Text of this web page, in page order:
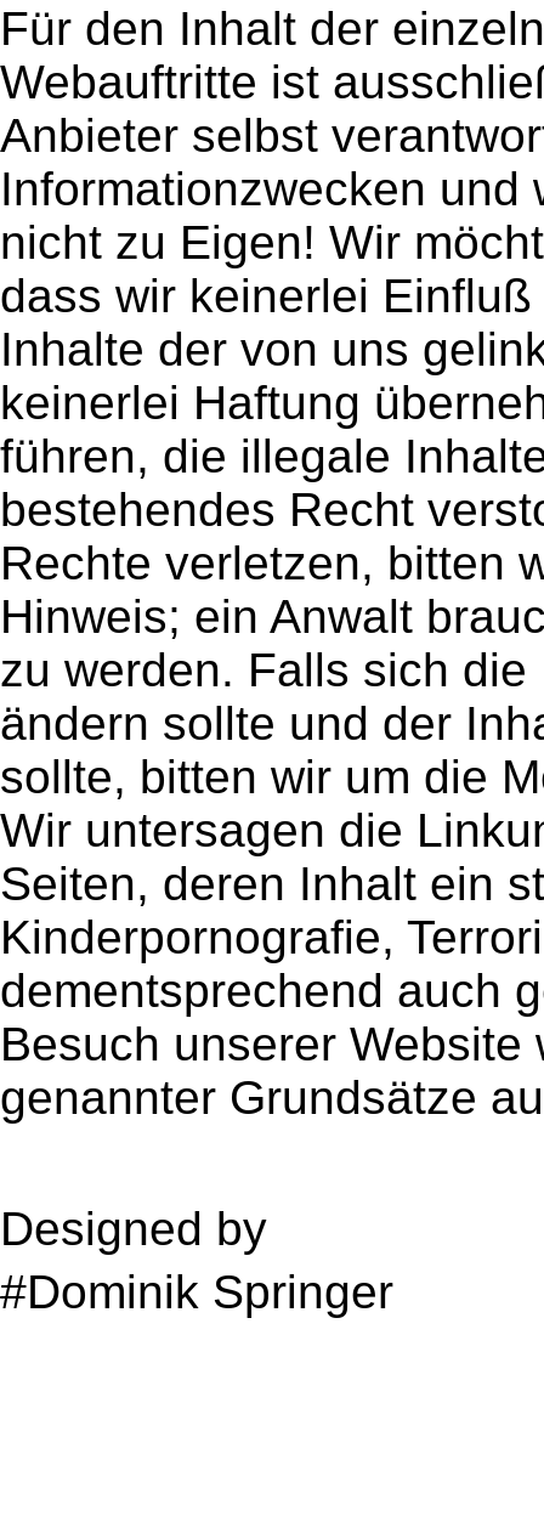
Für den Inhalt der
Webauftritte ist
Anbieter selbst
Informationzwecken
nicht zu Eigen! Wir
dass wir keinerlei
Inhalte der von uns
keinerlei Haftung
führen, die illegale
bestehendes Recht
Rechte verletzen, bitten
Hinweis; ein Anwalt
zu werden. Falls sich
ändern sollte und der
sollte, bitten wir um die
Wir untersagen die
Seiten, deren Inhalt ein
Kinderpornografie,
dementsprechend auch
Besuch unserer
genannter Grundsätze
Designed by
#Dominik Springer